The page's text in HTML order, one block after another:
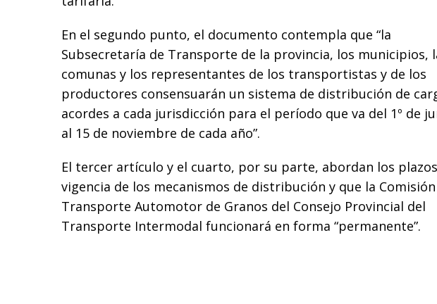
En el segundo punto, el documento contempla que “la
Subsecretaría de Transporte de la provincia, los municipios,
comunas y los representantes de los transportistas y de los
productores consensuarán un sistema de distribución de
acordes a cada jurisdicción para el período que va del 1º de
al 15 de noviembre de cada año”.
El tercer artículo y el cuarto, por su parte, abordan los
vigencia de los mecanismos de distribución y que la
Transporte Automotor de Granos del Consejo Provincial del
Transporte Intermodal funcionará en forma “permanente”.